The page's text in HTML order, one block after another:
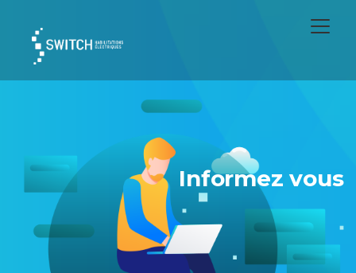
Informez vous